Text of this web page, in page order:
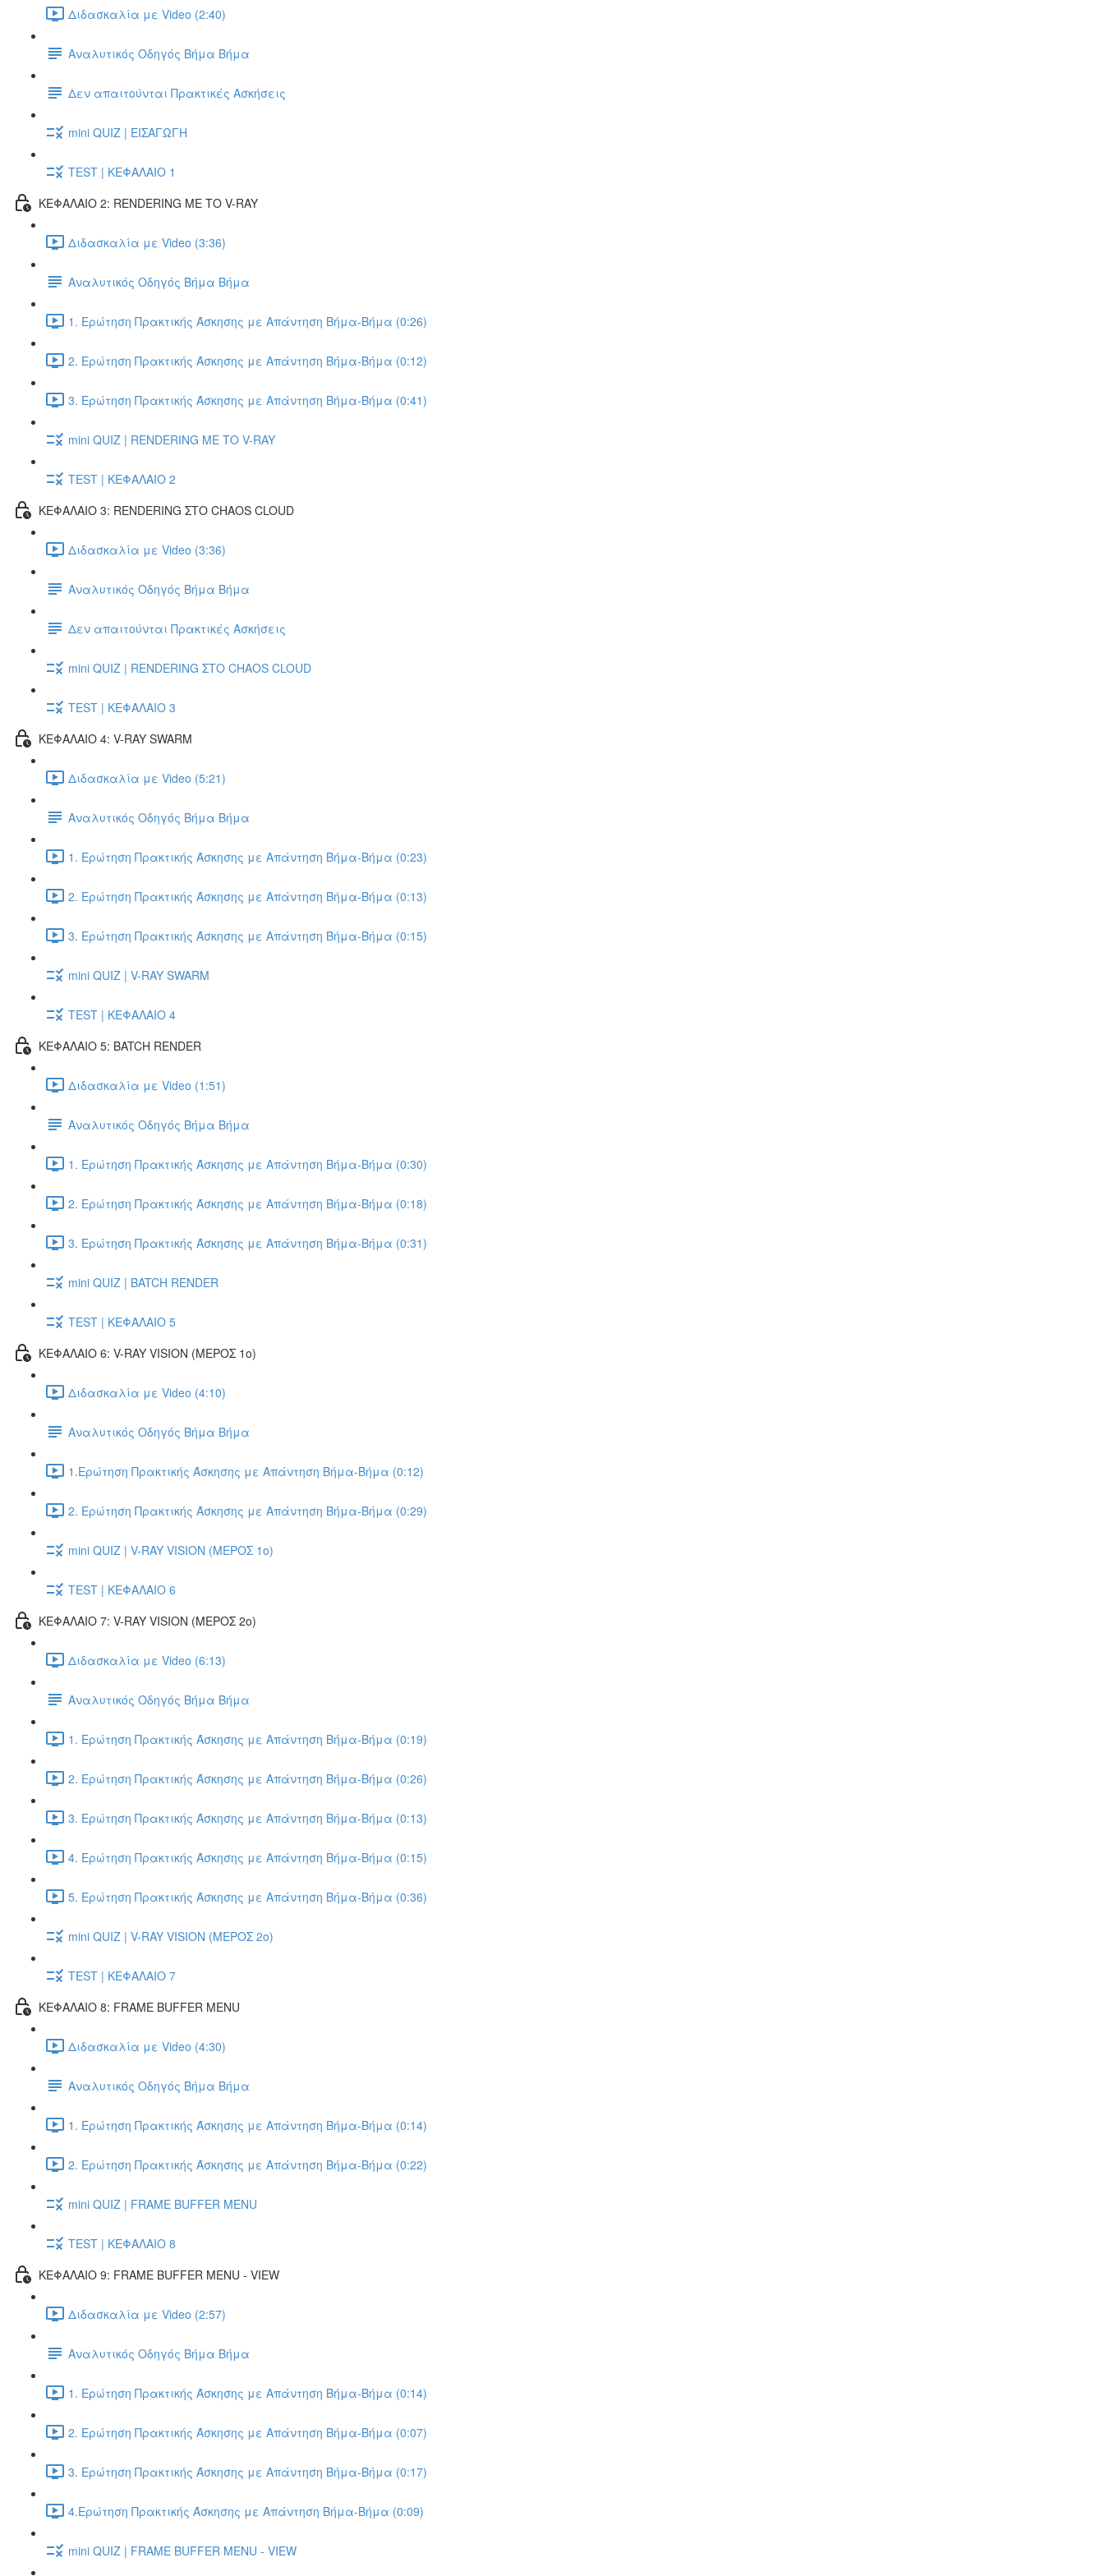
Διδασκαλία με Video (2:40)
Αναλυτικός Οδηγός Βήμα Βήμα
Δεν απαιτούνται Πρακτικές Ασκήσεις
mini QUIZ | ΕΙΣΑΓΩΓΗ
TEST | ΚΕΦΑΛΑΙΟ 1
ΚΕΦΑΛΑΙΟ 2: RENDERING ΜΕ ΤΟ V-RAY
Διδασκαλία με Video (3:36)
Αναλυτικός Οδηγός Βήμα Βήμα
1. Ερώτηση Πρακτικής Άσκησης με Απάντηση Βήμα-Βήμα (0:26)
2. Ερώτηση Πρακτικής Άσκησης με Απάντηση Βήμα-Βήμα (0:12)
3. Ερώτηση Πρακτικής Άσκησης με Απάντηση Βήμα-Βήμα (0:41)
mini QUIZ | RENDERING ΜΕ ΤΟ V-RAY
TEST | ΚΕΦΑΛΑΙΟ 2
ΚΕΦΑΛΑΙΟ 3: RENDERING ΣΤΟ CHAOS CLOUD
Διδασκαλία με Video (3:36)
Αναλυτικός Οδηγός Βήμα Βήμα
Δεν απαιτούνται Πρακτικές Ασκήσεις
mini QUIZ | RENDERING ΣΤΟ CHAOS CLOUD
TEST | ΚΕΦΑΛΑΙΟ 3
ΚΕΦΑΛΑΙΟ 4: V-RAY SWARM
Διδασκαλία με Video (5:21)
Αναλυτικός Οδηγός Βήμα Βήμα
1. Ερώτηση Πρακτικής Άσκησης με Απάντηση Βήμα-Βήμα (0:23)
2. Ερώτηση Πρακτικής Άσκησης με Απάντηση Βήμα-Βήμα (0:13)
3. Ερώτηση Πρακτικής Άσκησης με Απάντηση Βήμα-Βήμα (0:15)
mini QUIZ | V-RAY SWARM
TEST | ΚΕΦΑΛΑΙΟ 4
ΚΕΦΑΛΑΙΟ 5: BATCH RENDER
Διδασκαλία με Video (1:51)
Αναλυτικός Οδηγός Βήμα Βήμα
1. Ερώτηση Πρακτικής Άσκησης με Απάντηση Βήμα-Βήμα (0:30)
2. Ερώτηση Πρακτικής Άσκησης με Απάντηση Βήμα-Βήμα (0:18)
3. Ερώτηση Πρακτικής Άσκησης με Απάντηση Βήμα-Βήμα (0:31)
mini QUIZ | BATCH RENDER
TEST | ΚΕΦΑΛΑΙΟ 5
ΚΕΦΑΛΑΙΟ 6: V-RAY VISION (ΜΕΡΟΣ 1ο)
Διδασκαλία με Video (4:10)
Αναλυτικός Οδηγός Βήμα Βήμα
1.Ερώτηση Πρακτικής Άσκησης με Απάντηση Βήμα-Βήμα (0:12)
2. Ερώτηση Πρακτικής Άσκησης με Απάντηση Βήμα-Βήμα (0:29)
mini QUIZ | V-RAY VISION (ΜΕΡΟΣ 1ο)
TEST | ΚΕΦΑΛΑΙΟ 6
ΚΕΦΑΛΑΙΟ 7: V-RAY VISION (ΜΕΡΟΣ 2ο)
Διδασκαλία με Video (6:13)
Αναλυτικός Οδηγός Βήμα Βήμα
1. Ερώτηση Πρακτικής Άσκησης με Απάντηση Βήμα-Βήμα (0:19)
2. Ερώτηση Πρακτικής Άσκησης με Απάντηση Βήμα-Βήμα (0:26)
3. Ερώτηση Πρακτικής Άσκησης με Απάντηση Βήμα-Βήμα (0:13)
4. Ερώτηση Πρακτικής Άσκησης με Απάντηση Βήμα-Βήμα (0:15)
5. Ερώτηση Πρακτικής Άσκησης με Απάντηση Βήμα-Βήμα (0:36)
mini QUIZ | V-RAY VISION (ΜΕΡΟΣ 2ο)
TEST | ΚΕΦΑΛΑΙΟ 7
ΚΕΦΑΛΑΙΟ 8: FRAME BUFFER MENU
Διδασκαλία με Video (4:30)
Αναλυτικός Οδηγός Βήμα Βήμα
1. Ερώτηση Πρακτικής Άσκησης με Απάντηση Βήμα-Βήμα (0:14)
2. Ερώτηση Πρακτικής Άσκησης με Απάντηση Βήμα-Βήμα (0:22)
mini QUIZ | FRAME BUFFER MENU
TEST | ΚΕΦΑΛΑΙΟ 8
ΚΕΦΑΛΑΙΟ 9: FRAME BUFFER MENU - VIEW
Διδασκαλία με Video (2:57)
Αναλυτικός Οδηγός Βήμα Βήμα
1. Ερώτηση Πρακτικής Άσκησης με Απάντηση Βήμα-Βήμα (0:14)
2. Ερώτηση Πρακτικής Άσκησης με Απάντηση Βήμα-Βήμα (0:07)
3. Ερώτηση Πρακτικής Άσκησης με Απάντηση Βήμα-Βήμα (0:17)
4.Ερώτηση Πρακτικής Άσκησης με Απάντηση Βήμα-Βήμα (0:09)
mini QUIZ | FRAME BUFFER MENU - VIEW